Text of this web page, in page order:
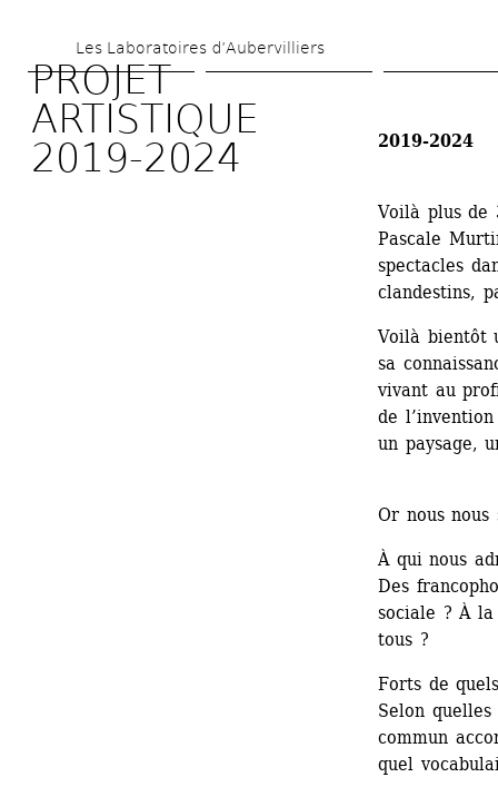
au
contenu
principal
Les Laboratoires d’Aubervilliers
PROJET
ARTISTIQUE
2019-2024
2019-2024
Voilà plus de
Pascale
spectacles
clandestins,
Voilà bientôt
sa
vivant au
de
un paysage,
Or nous nous
À qui nous
Des
sociale ? À
tous ?
Forts de
Selon
commun
quel